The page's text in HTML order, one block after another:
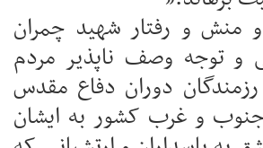
و رفتار شهید چمران
توجه وصف ناپذیر مردم
دوران دفاع مقدس
و غرب کشور به ایشان